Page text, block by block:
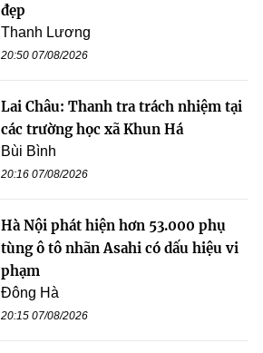
đẹp
Thanh Lương
20:50 07/08/2026
Lai Châu: Thanh tra trách nhiệm tại
các trường học xã Khun Há
Bùi Bình
20:16 07/08/2026
Hà Nội phát hiện hơn 53.000 phụ
tùng ô tô nhãn Asahi có dấu hiệu vi
phạm
Đông Hà
20:15 07/08/2026